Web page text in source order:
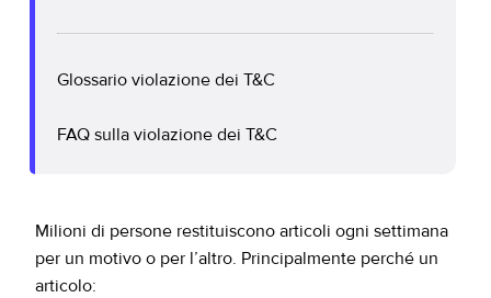
Glossario violazione dei T&C
FAQ sulla violazione dei T&C
Milioni di persone restituiscono articoli ogni settimana
per un motivo o per l’altro. Principalmente perché un
articolo: